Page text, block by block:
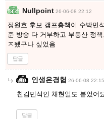
Nullpoint 26-06-08 22:12
정원호 후보 캠프총책이 수박민
준 방송 다 거부하고 부동산 정
ㅈ됐구나 싶었음
답글
인생은경험 26-06-08 22:15
친김민석인 채현일도 붙었어
답글